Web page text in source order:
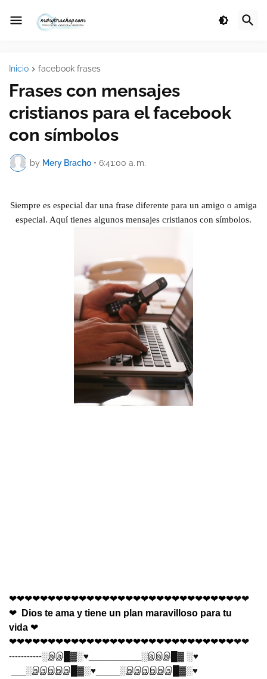
Inicio facebook frases
Frases con mensajes
cristianos para el facebook
con símbolos
by Mery Bracho • 6:41:00 a. m.
Siempre es especial dar una frase diferente para un amigo o amiga
especial. Aquí tienes algunos mensajes cristianos con símbolos.
❤❤❤❤❤❤❤❤❤❤❤❤❤❤❤❤❤❤❤❤❤❤❤❤❤❤❤❤❤❤❤
❤
Dios te ama y tiene un plan maravilloso para tu
vida ❤
❤❤❤❤❤❤❤❤❤❤❤❤❤❤❤❤❤❤❤❤❤❤❤❤❤❤❤❤❤❤❤
-----------░இஇ █▓░♥ ░இஇஇ █▓ ░♥
░இஇஇஇஇ █▓░♥ ░இஇஇஇஇஇ █▓░♥